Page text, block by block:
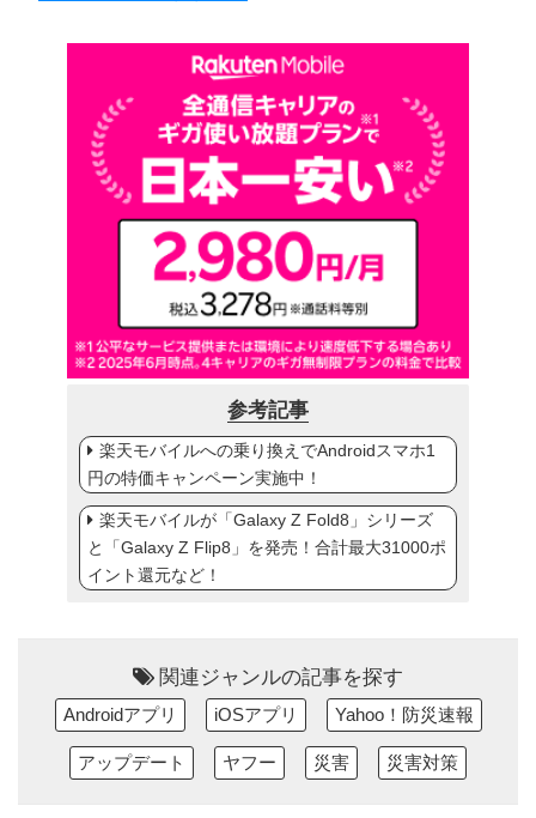
参考記事
楽天モバイルへの乗り換えでAndroidスマホ1
円の特価キャンペーン実施中！
楽天モバイルが「Galaxy Z Fold8」シリーズ
と「Galaxy Z Flip8」を発売！合計最大31000ポ
イント還元など！
関連ジャンルの記事を探す
Androidアプリ iOSアプリ Yahoo！防災速報
アップデート ヤフー 災害 災害対策